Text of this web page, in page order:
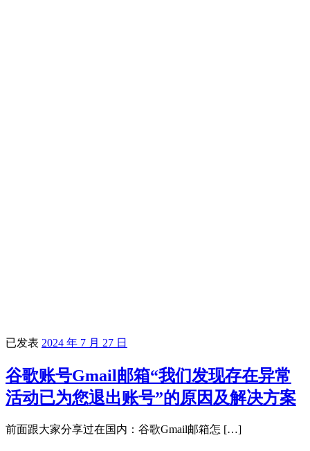
已发表 2024 年 7 月 27 日
谷歌账号Gmail邮箱“我们发现存在异常
活动已为您退出账号”的原因及解决方案
前面跟大家分享过在国内：谷歌Gmail邮箱怎 […]